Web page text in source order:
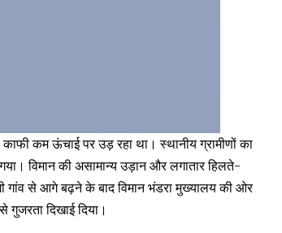
कम ऊंचाई पर उड़ रहा था। स्थानीय ग्रामीणों का
विमान की असामान्य उड़ान और लगातार हिलते-
गांव से आगे बढ़ने के बाद विमान भंडरा मुख्यालय की ओर
गुजरता दिखाई दिया।